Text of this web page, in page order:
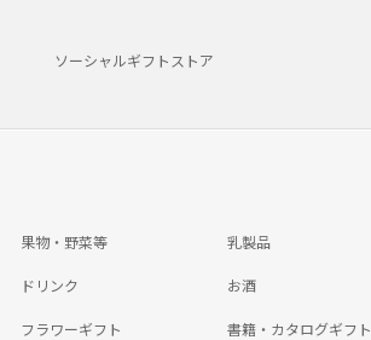
ソーシャルギフトストア
果物・野菜等 乳製品
ドリンク お酒
フラワーギフト 書籍・カタログギフト